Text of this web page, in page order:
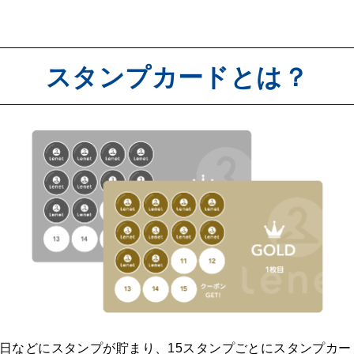
スタンプカードとは？
などにスタンプが貯まり、15スタンプごとにスタンプカ